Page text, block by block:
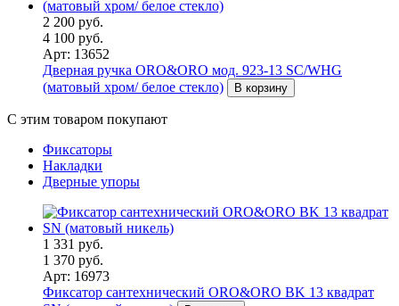
2 200 руб.
4 100 руб.
Арт: 13652
Дверная ручка ORO&ORO мод. 923-13 SC/WHG
(матовый хром/ белое стекло)
В корзину
С этим товаром покупают
Фиксаторы
Накладки
Дверные упоры
1 331 руб.
1 370 руб.
Арт: 16973
Фиксатор сантехнический ORO&ORO BK 13 квадрат